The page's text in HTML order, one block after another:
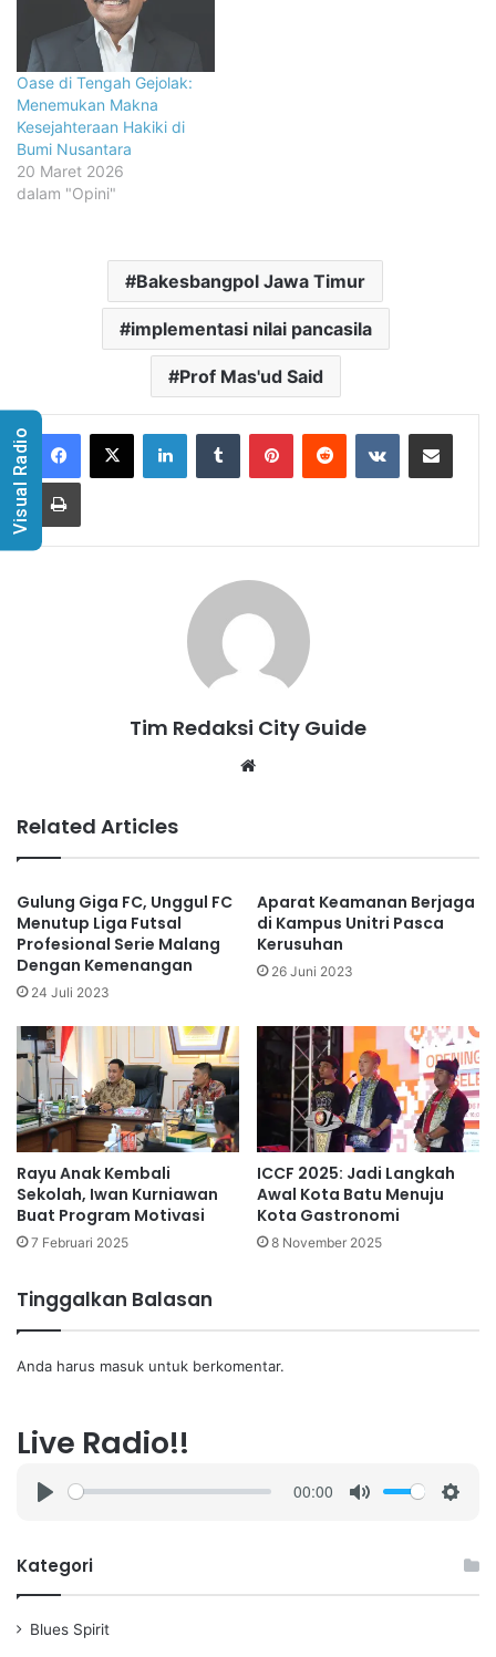
Oase di Tengah Gejolak:
Menemukan Makna
Kesejahteraan Hakiki di
Bumi Nusantara
20 Maret 2026
dalam "Opini"
Bakesbangpol Jawa Timur
implementasi nilai pancasila
Prof Mas'ud Said
LinkedInTumblr PinterestReddit VKontakteShare via Email
Print
Tim Redaksi City Guide
Related Articles
Gulung Giga FC, Unggul FC
Menutup Liga Futsal
Profesional Serie Malang
Dengan Kemenangan
24 Juli 2023
Aparat Keamanan Berjaga
di Kampus Unitri Pasca
Kerusuhan
26 Juni 2023
Rayu Anak Kembali
Sekolah, Iwan Kurniawan
Buat Program Motivasi
7 Februari 2025
ICCF 2025: Jadi Langkah
Awal Kota Batu Menuju
Kota Gastronomi
8 November 2025
Tinggalkan Balasan
Anda harus masuk untuk berkomentar.
Live Radio!!
a
00:00
Kategori
Blues Spirit
Visual Radio